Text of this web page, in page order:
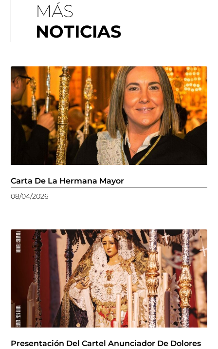
MÁS
NOTICIAS
Carta De La Hermana Mayor
08/04/2026
Presentación Del Cartel Anunciador De Dolores